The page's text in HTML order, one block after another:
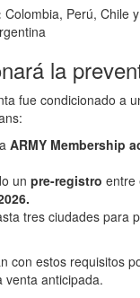
Colombia, Perú, Chile
la
fue condicionado a
ARMY Membership
un pre-registro entre
tres ciudades para
con estos requisitos
venta anticipada.